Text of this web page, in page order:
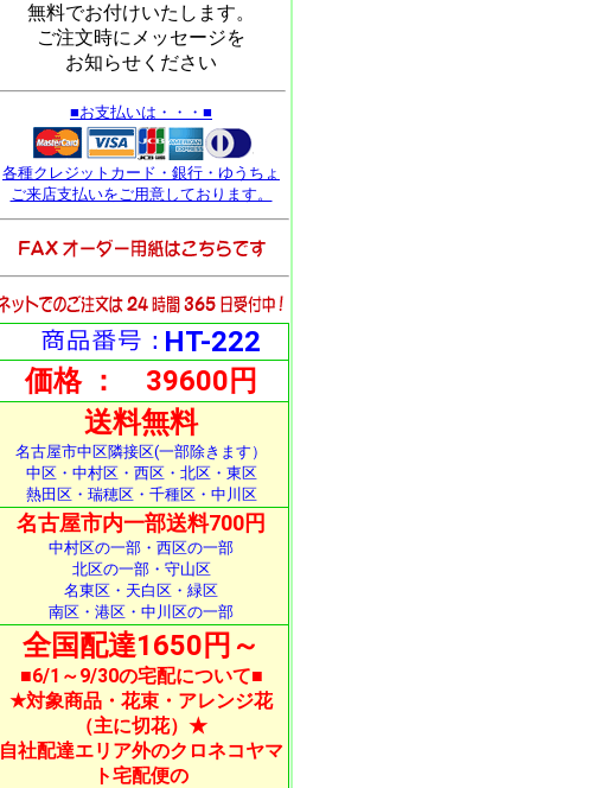
無料でお付けいたします。
ご注文時にメッセージを
お知らせください
■お支払いは・・・■
各種クレジットカード・銀行・ゆうちょ
ご来店支払いをご用意しております。
HT-222
価格 ： 39600円
送料無料
名古屋市中区隣接区(一部除きます）
中区・中村区・西区・北区・東区
熱田区・瑞穂区・千種区・中川区
名古屋市内一部送料700円
中村区の一部・西区の一部
北区の一部・守山区
名東区・天白区・緑区
南区・港区・中川区の一部
全国配達1650円～
■6/1～9/30の宅配について■
★対象商品・花束・アレンジ花
（主に切花）★
自社配達エリア外のクロネコヤマ
ト宅配便の